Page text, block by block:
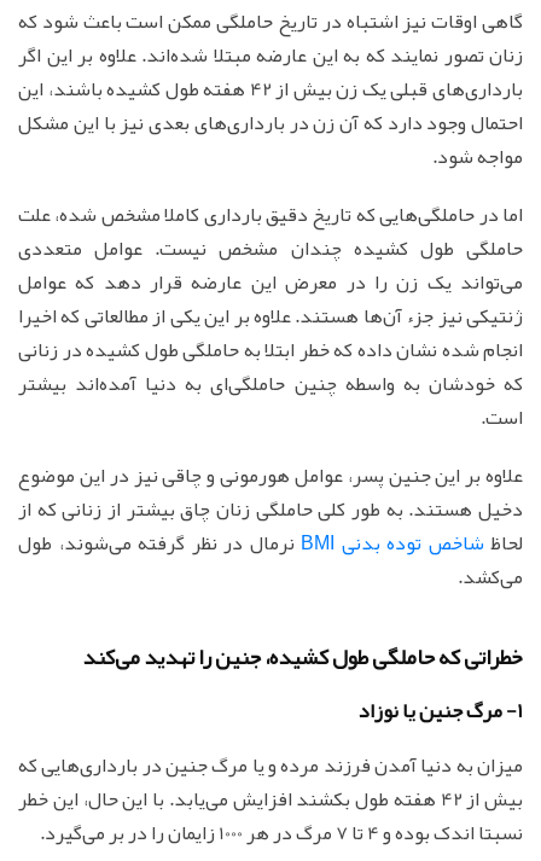
گاهی اوقات نیز اشتباه در تاریخ حاملگی ممکن است باعث شود که
زنان تصور نمایند که به این عارضه مبتلا شده‌اند. علاوه بر این اگر
بارداری‌های قبلی یک زن بیش از 42 هفته طول کشیده باشند، این
احتمال وجود دارد که آن زن در بارداری‌های بعدی نیز با این مشکل
مواجه شود.
اما در حاملگی‌هایی که تاریخ دقیق بارداری کاملا مشخص شده، علت
حاملگی طول کشیده چندان مشخص نیست. عوامل متعددی
می‌تواند یک زن را در معرض این عارضه قرار دهد که عوامل
ژنتیکی نیز جزء آن‌ها هستند. علاوه بر این یکی از مطالعاتی که اخیرا
انجام شده نشان داده که خطر ابتلا به حاملگی طول کشیده در زنانی
که خودشان به واسطه چنین حاملگی‌ای به دنیا آمده‌اند بیشتر
است.
علاوه بر این جنین پسر، عوامل هورمونی و چاقی نیز در این موضوع
دخیل هستند. به طور کلی حاملگی زنان چاق بیشتر از زنانی که از
لحاظشاخص توده بدنی BMI
نرمال در نظر گرفته می‌شوند، طول
می‌کشد.
خطراتی که حاملگی طول کشیده، جنین را تهدید می‌کند
1- مرگ جنین یا نوزاد
میزان به دنیا آمدن فرزند مرده و یا مرگ جنین در بارداری‌هایی که
بیش از 42 هفته طول بکشند افزایش می‌یابد. با این حال، این خطر
نسبتا اندک بوده و 4 تا 7 مرگ در هر 1000 زایمان را در بر می‌گیرد.